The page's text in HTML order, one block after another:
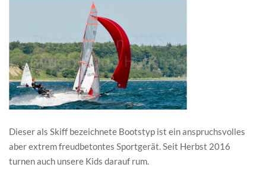
Dieser als Skiff bezeichnete Bootstyp ist ein anspruchsvolles
aber extrem freudbetontes Sportgerät. Seit Herbst 2016
turnen auch unsere Kids darauf rum.